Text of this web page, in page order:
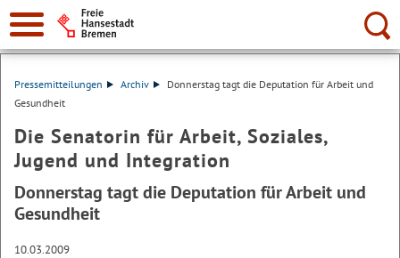
Suche:
Pressemitteilungen Archiv
Donnerstag tagt die Deputation für Arbeit und
Gesundheit
Die Senatorin für Arbeit, Soziales,
Jugend und Integration
Donnerstag tagt die Deputation für Arbeit und
Gesundheit
10.03.2009